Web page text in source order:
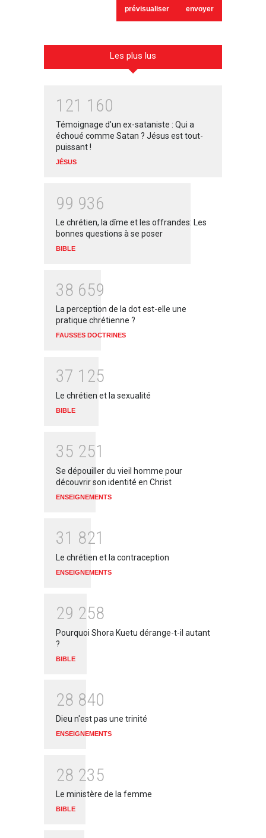
Les plus lus
1 21 1 60
Témoignage d'un ex-sataniste : Qui a
échoué comme Satan ? Jésus est tout-
puissant !
JÉSUS
99 936
Le chrétien, la dîme et les offrandes: Les
bonnes questions à se poser
BIBLE
38 659
La perception de la dot est-elle une
pratique chrétienne ?
FAUSSES DOCTRINES
37 1 25
Le chrétien et la sexualité
BIBLE
35 251
Se dépouiller du vieil homme pour
découvrir son identité en Christ
ENSEIGNEMENTS
31 821
Le chrétien et la contraception
ENSEIGNEMENTS
29 258
Pourquoi Shora Kuetu dérange-t-il autant
?
BIBLE
28 840
Dieu n'est pas une trinité
ENSEIGNEMENTS
28 235
Le ministère de la femme
BIBLE